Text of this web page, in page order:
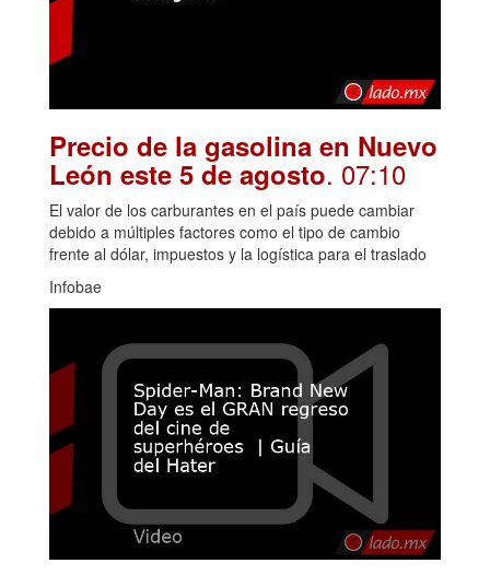
Precio de la gasolina en Nuevo
León este 5 de agosto. 07:10
El valor de los carburantes en el país puede cambiar
debido a múltiples factores como el tipo de cambio
frente al dólar, impuestos y la logística para el traslado
Infobae